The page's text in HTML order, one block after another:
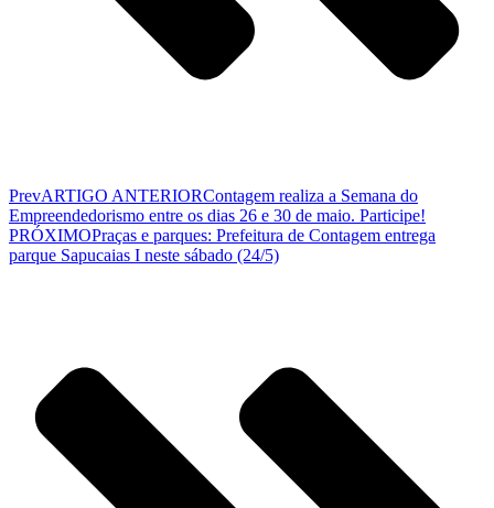
PrevARTIGO ANTERIORContagem realiza a Semana do
Empreendedorismo entre os dias 26 e 30 de maio. Participe!
PRÓXIMOPraças e parques: Prefeitura de Contagem entrega
parque Sapucaias I neste sábado (24/5)